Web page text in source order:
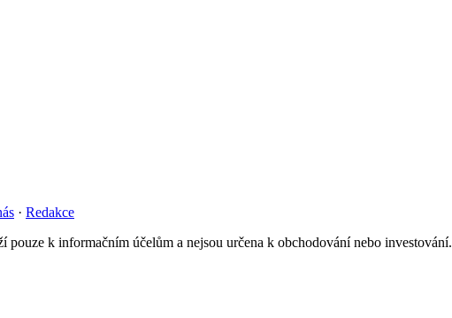
· Redakce
pouze k informačním účelům a nejsou určena k obchodování nebo investování.